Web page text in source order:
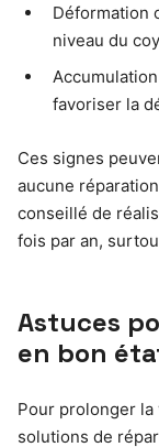
Déformation
niveau du
favoriser la
Ces signes
aucune
conseillé de
fois par an,
Astuces
en bon
Pour prolonger
solutions de